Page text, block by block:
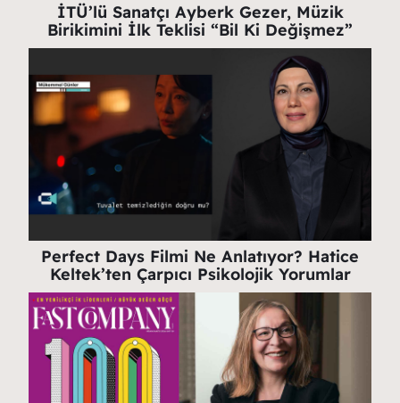
İTÜ’lü Sanatçı Ayberk Gezer, Müzik
Birikimini İlk Teklisi “Bil Ki Değişmez”
Perfect Days Filmi Ne Anlatıyor? Hatice
Keltek’ten Çarpıcı Psikolojik Yorumlar